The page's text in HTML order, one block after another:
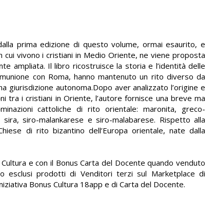
prima edizione di questo volume, ormai esaurito, e
cui vivono i cristiani in Medio Oriente, ne viene proposta
ampliata. Il libro ricostruisce la storia e l’identità delle
con Roma, hanno mantenuto un rito diverso da
giurisdizione autonoma.Dopo aver analizzato l’origine e
tra i cristiani in Oriente, l’autore fornisce una breve ma
cattoliche di rito orientale: maronita, greco-
siro-malankarese e siro-malabarese. Rispetto alla
di rito bizantino dell’Europa orientale, nate dalla
e con il Bonus Carta del Docente quando venduto
esclusi prodotti di Venditori terzi sul Marketplace di
Bonus Cultura 18app e di Carta del Docente.